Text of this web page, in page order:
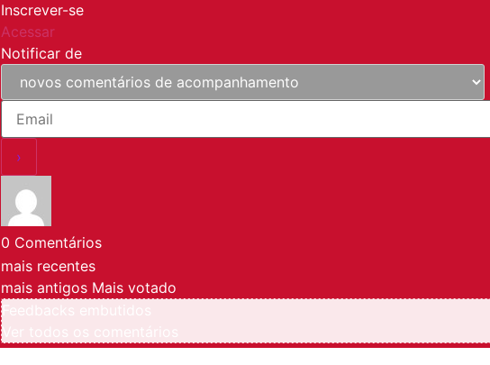
Inscrever-se
Acessar
Notificar de
0 Comentários
mais recentes
mais antigos Mais votado